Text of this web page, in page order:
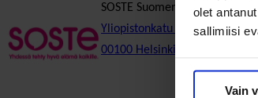
olet
sallimiisi
Vain
SOSTE Suomen sosiaali ja
Yliopistonkatu 5
00100 Helsinki